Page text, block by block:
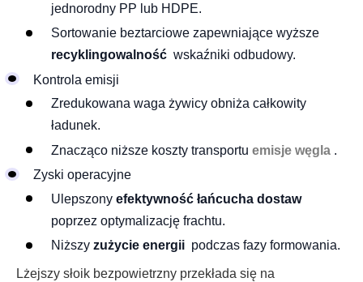
jednorodny PP lub HDPE.
Sortowanie beztarciowe zapewniające wyższe
recyklingowalność wskaźniki odbudowy.
Kontrola emisji
Zredukowana waga żywicy obniża całkowity
ładunek.
Znacząco niższe koszty transportu emisje węgla .
Zyski operacyjne
Ulepszony efektywność łańcucha dostaw
poprzez optymalizację frachtu.
Niższy zużycie energii podczas fazy formowania.
Lżejszy słoik bezpowietrzny przekłada się na